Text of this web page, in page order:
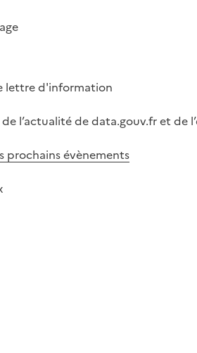
lettre d'information
l’actualité de data.gouv.fr et
prochains évènements